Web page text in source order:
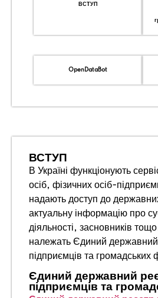
ВСТУП
OpenDataBot
ВСТУП
В Україні функціонують
осіб, фізичних осіб-
надають доступ до
актуальну інформацію про
діяльності, засновників
належать Єдиний державний
підприємців та
Єдиний державний
підприємців та